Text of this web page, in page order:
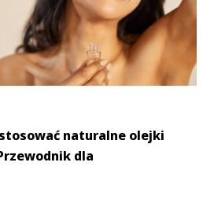
naturalne olejki
dla